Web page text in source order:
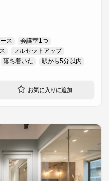
ス
会議室1つ
フルセットアップ
落ち着いた
駅から5分以内